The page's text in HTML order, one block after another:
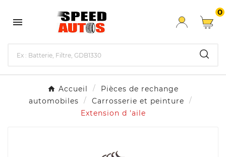

0
Accueil
Pièces de rechange
automobiles
Carrosserie et peinture
Extension d 'aile